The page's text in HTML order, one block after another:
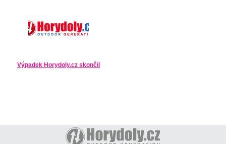
Výpadek Horydoly.cz skončil